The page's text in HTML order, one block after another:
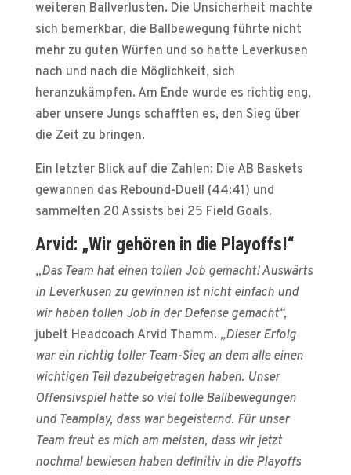
weiteren Ballverlusten. Die Unsicherheit machte
sich bemerkbar, die Ballbewegung führte nicht
mehr zu guten Würfen und so hatte Leverkusen
nach und nach die Möglichkeit, sich
heranzukämpfen. Am Ende wurde es richtig eng,
aber unsere Jungs schafften es, den Sieg über
die Zeit zu bringen.
Ein letzter Blick auf die Zahlen: Die AB Baskets
gewannen das Rebound-Duell (44:41) und
sammelten 20 Assists bei 25 Field Goals.
Arvid: „Wir gehören in die Playoffs!“
„Das Team hat einen tollen Job gemacht! Auswärts
in Leverkusen zu gewinnen ist nicht einfach und
wir haben tollen Job in der Defense gemacht“,
jubelt Headcoach Arvid Thamm. „Dieser Erfolg
war ein richtig toller Team-Sieg an dem alle einen
wichtigen Teil dazubeigetragen haben. Unser
Offensivspiel hatte so viel tolle Ballbewegungen
und Teamplay, dass war begeisternd. Für unser
Team freut es mich am meisten, dass wir jetzt
nochmal bewiesen haben definitiv in die Playoffs